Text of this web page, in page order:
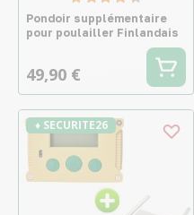
Pondoir supplémentaire
pour poulailler Finlandais
49,90 €
♦ SECURITE26